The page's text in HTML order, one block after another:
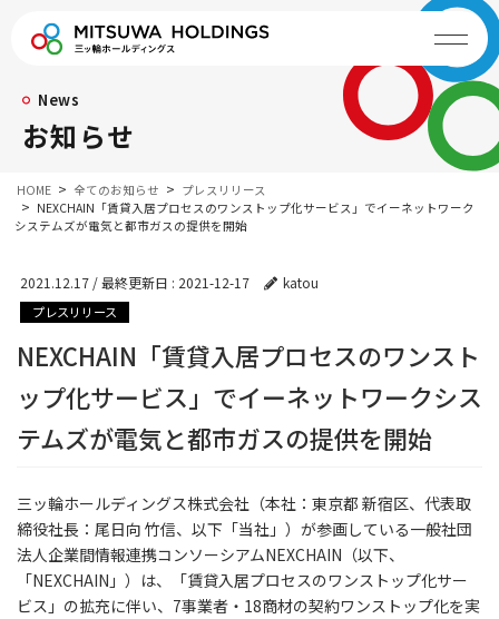
News
お知らせ
HOME 全てのお知らせ
プレスリリース
NEXCHAIN「賃貸入居プロセスのワンストップ化サービス」でイーネットワーク
システムズが電気と都市ガスの提供を開始
2021.12.17 / 最終更新日 : 2021-12-17 katou
プレスリリース
NEXCHAIN「賃貸入居プロセスのワンスト
ップ化サービス」でイーネットワークシス
テムズが電気と都市ガスの提供を開始
三ッ輪ホールディングス株式会社（本社：東京都 新宿区、代表取
締役社長：尾日向 竹信、以下「当社」）が参画している一般社団
法人企業間情報連携コンソーシアムNEXCHAIN（以下、
「NEXCHAIN」）は、「賃貸入居プロセスのワンストップ化サー
ビス」の拡充に伴い、7事業者・18商材の契約ワンストップ化を実